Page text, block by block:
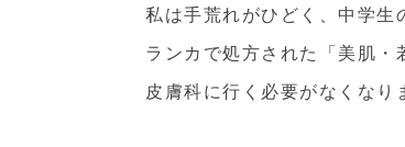
私は手荒れがひどく、中学生
ランカで処方された「美肌・
皮膚科に行く必要がなくなり